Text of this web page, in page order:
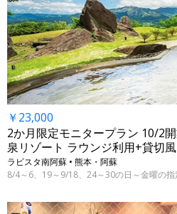
￥23,000
2か月限定モニタープラン 10/2
泉リゾート ラウンジ利用+貸切
ラビスタ南阿蘇 • 熊本・阿蘇
8/4～6、19～9/18、24～30の日～金曜の指